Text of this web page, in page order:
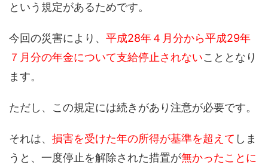
という規定があるためです。
今回の災害により、 平成28年４月分から平成29年
７月分の年金について支給停止されないこととなり
ます。
ただし、この規定には続きがあり注意が必要です。
それは、 損害を受けた年の所得が基準を超えて しま
うと、一度停止を解除された措置が無かったことに